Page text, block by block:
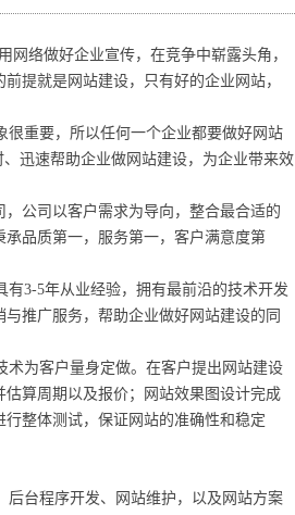
络做好企业宣传，在竞争中崭露头角，
提就是网站建设，只有好的企业网站，
重要，所以任何一个企业都要做好网站
迅速帮助企业做网站建设，为企业带来效
公司以客户需求为导向，整合最合适的
品质第一，服务第一，客户满意度第
3-5年从业经验，拥有最前沿的技术开发
推广服务，帮助企业做好网站建设的同
为客户量身定做。在客户提出网站建设
算周期以及报价；网站效果图设计完成
整体测试，保证网站的准确性和稳定
台程序开发、网站维护，以及网站方案